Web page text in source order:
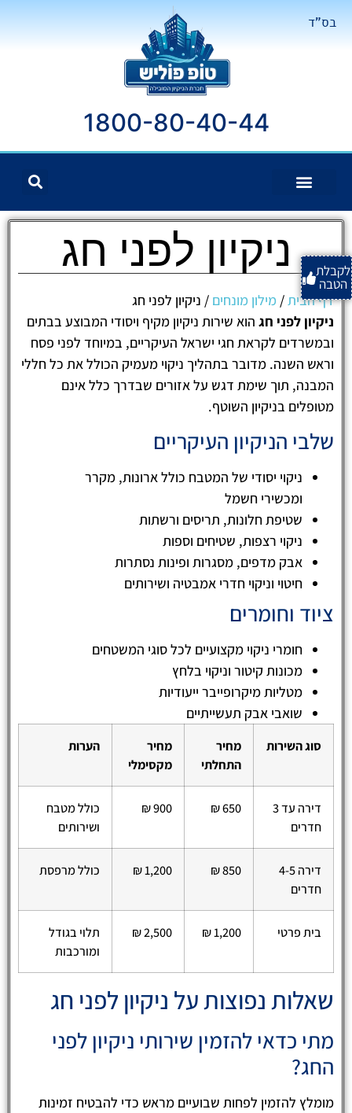
בס"ד
1800-80-40-44
לקבלת
הטבה
ניקיון לפני חג
דף הבית/ מילון מונחים / ניקיון לפני חג
ניקיון לפני חג הוא שירות ניקיון מקיף ויסודי המבוצע בבתים
ובמשרדים לקראת חגי ישראל העיקריים, במיוחד לפני פסח
וראש השנה. מדובר בתהליך ניקוי מעמיק הכולל את כל חללי
המבנה, תוך שימת דגש על אזורים שבדרך כלל אינם
מטופלים בניקיון השוטף.
שלבי הניקיון העיקריים
ניקוי יסודי של המטבח כולל ארונות, מקרר
ומכשירי חשמל
שטיפת חלונות, תריסים ורשתות
ניקוי רצפות, שטיחים וספות
אבק מדפים, מסגרות ופינות נסתרות
חיטוי וניקוי חדרי אמבטיה ושירותים
ציוד וחומרים
חומרי ניקוי מקצועיים לכל סוגי המשטחים
מכונות קיטור וניקוי בלחץ
מטליות מיקרופייבר ייעודיות
שואבי אבק תעשייתיים
סוג השירות
מחיר
התחלתי
מחיר
מקסימלי
הערות
דירה עד 3
חדרים
650 ₪
900 ₪
כולל מטבח
ושירותים
דירה 4-5
חדרים
850 ₪
1,200 ₪ כולל מרפסת
בית פרטי 1,200 ₪
2,500 ₪
תלוי בגודל
ומורכבות
שאלות נפוצות על ניקיון לפני חג
מתי כדאי להזמין שירותי ניקיון לפני
החג?
מומלץ להזמין לפחות שבועיים מראש כדי להבטיח זמינות